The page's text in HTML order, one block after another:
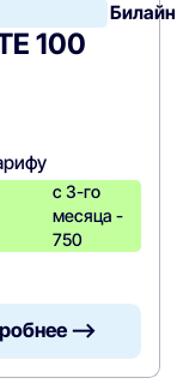
Билайн
100
с 3-го
месяца -
750
—>